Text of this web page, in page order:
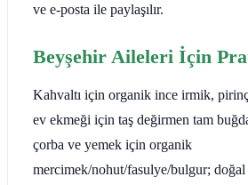
ve e-posta ile paylaşılır.
Beyşehir Aileleri İçin
Kahvaltı için organik ince irmik,
ev ekmeği için taş değirmen tam
çorba ve yemek için organik
mercimek/nohut/fasulye/bulgur; doğal